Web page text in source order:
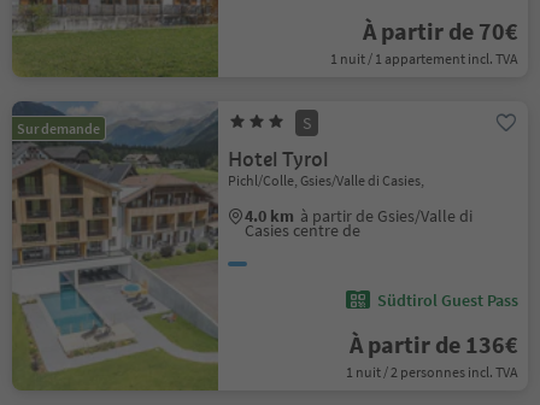
À partir de 70€
1 nuit / 1 appartement incl. TVA
Sur demande S
Hotel Tyrol
Pichl/Colle, Gsies/Valle di Casies,
4.0 km à partir de Gsies/Valle di
Casies centre de
Südtirol Guest Pass
À partir de 136€
1 nuit / 2 personnes incl. TVA